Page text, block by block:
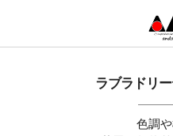
ラブラドリ
色調